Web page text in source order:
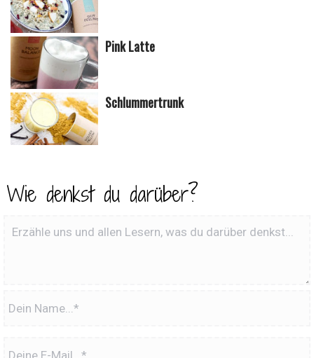
Pink Latte
Schlummertrunk
Wie denkst du darüber?